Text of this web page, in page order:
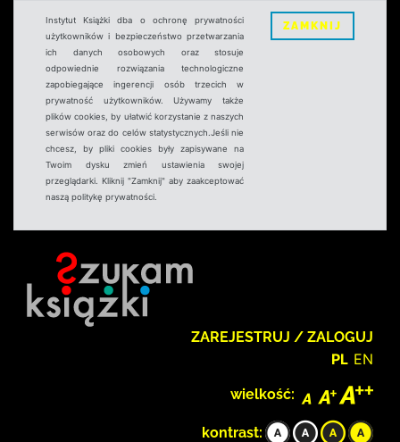
Instytut Książki dba o ochronę prywatności
użytkowników i bezpieczeństwo przetwarzania
ich danych osobowych oraz stosuje
odpowiednie rozwiązania technologiczne
zapobiegające ingerencji osób trzecich w
prywatność użytkowników. Używamy także
plików cookies, by ułatwić korzystanie z naszych
serwisów oraz do celów statystycznych.Jeśli nie
chcesz, by pliki cookies były zapisywane na
Twoim dysku zmień ustawienia swojej
przeglądarki. Kliknij "Zamknij" aby zaakceptować
naszą politykę prywatności.
ZAMKNIJ
ZAREJESTRUJ / ZALOGUJ
PL EN
wielkość:
kontrast: